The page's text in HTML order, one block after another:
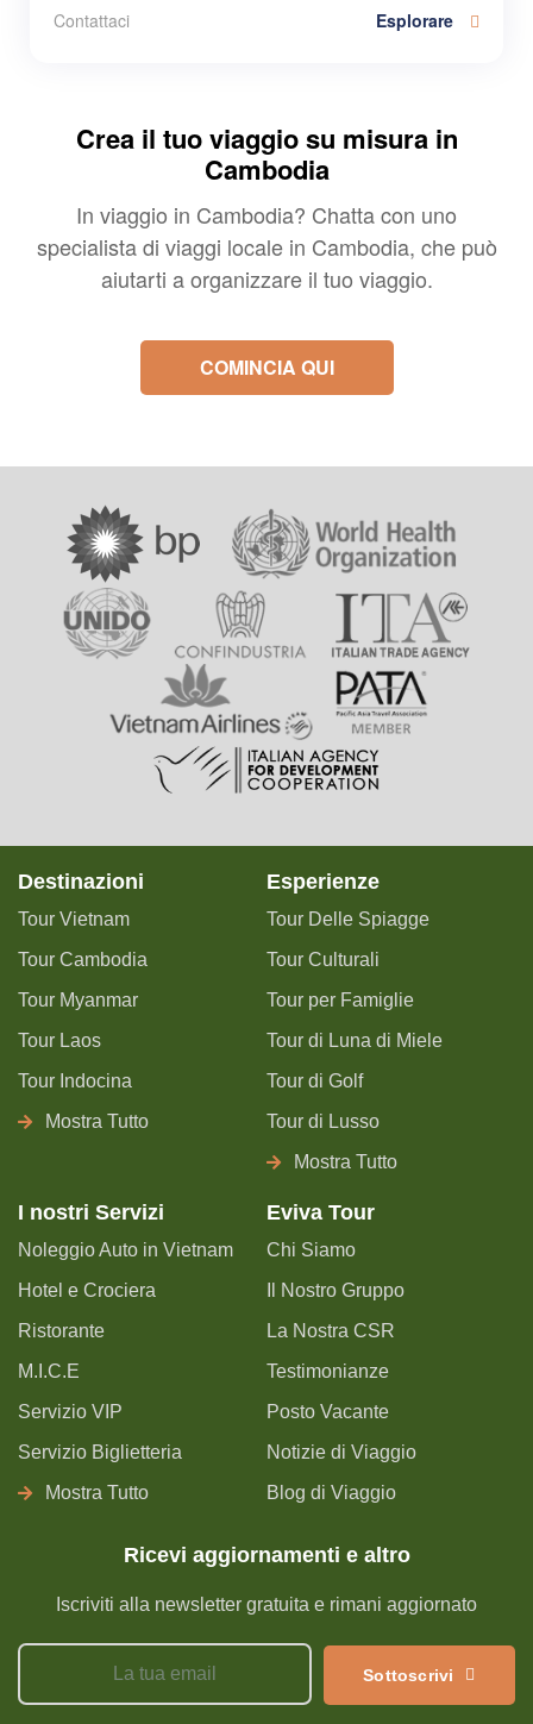
Contattaci Esplorare
Crea il tuo viaggio su misura in
Cambodia
In viaggio in Cambodia? Chatta con uno
specialista di viaggi locale in Cambodia, che può
aiutarti a organizzare il tuo viaggio.
COMINCIA QUI
Destinazioni
Tour Vietnam
Tour Cambodia
Tour Myanmar
Tour Laos
Tour Indocina
Mostra Tutto
Esperienze
Tour Delle Spiagge
Tour Culturali
Tour per Famiglie
Tour di Luna di Miele
Tour di Golf
Tour di Lusso
Mostra Tutto
I nostri Servizi
Noleggio Auto in Vietnam
Hotel e Crociera
Ristorante
M.I.C.E
Servizio VIP
Servizio Biglietteria
Mostra Tutto
Eviva Tour
Chi Siamo
Il Nostro Gruppo
La Nostra CSR
Testimonianze
Posto Vacante
Notizie di Viaggio
Blog di Viaggio
Ricevi aggiornamenti e altro
Iscriviti alla newsletter gratuita e rimani aggiornato
Sottoscrivi